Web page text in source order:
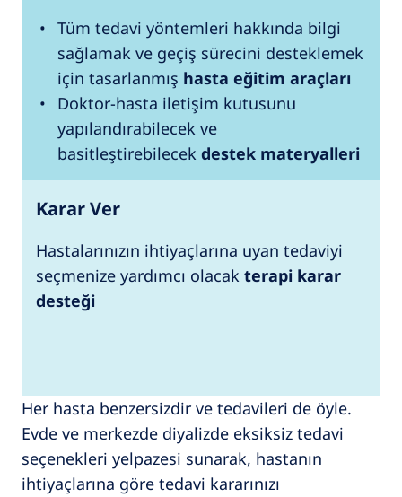
Tüm tedavi yöntemleri hakkında bilgi
sağlamak ve geçiş sürecini desteklemek
için tasarlanmış hasta eğitim araçları
Doktor-hasta iletişim kutusunu
yapılandırabilecek ve
basitleştirebilecek destek materyalleri
Karar Ver
Hastalarınızın ihtiyaçlarına uyan tedaviyi
seçmenize yardımcı olacak terapi karar
desteği
Her hasta benzersizdir ve tedavileri de öyle.
Evde ve merkezde diyalizde eksiksiz tedavi
seçenekleri yelpazesi sunarak, hastanın
ihtiyaçlarına göre tedavi kararınızı